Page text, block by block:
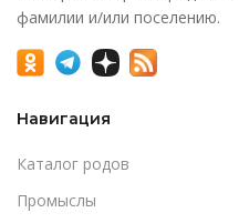
фамилии и/или поселению.
Навигация
Каталог родов
Промыслы